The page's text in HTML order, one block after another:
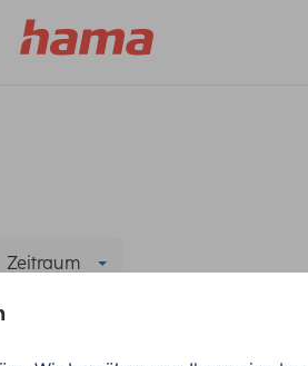
Zeitraum